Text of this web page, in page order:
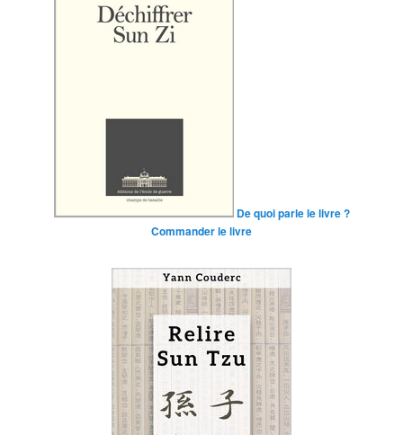
De quoi parle le livre ?
Commander le livre